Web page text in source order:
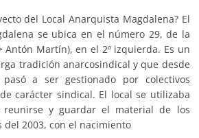
del Local Anarquista Magdalena? El
se ubica en el número 29, de la
Antón Martín), en el 2º izquierda. Es un
tradición anarcosindical y que desde
a ser gestionado por colectivos
carácter sindical. El local se utilizaba
reunirse y guardar el material de los
del 2003, con el nacimiento